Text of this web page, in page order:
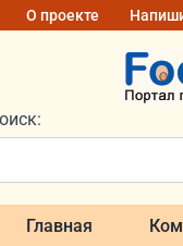
О проекте
Главная